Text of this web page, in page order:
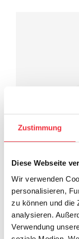
Zustimmung
Diese Webseite
Wir verwenden
personalisieren,
zu können und die
analysieren.
Verwendung
EVATEX®
Anfrage